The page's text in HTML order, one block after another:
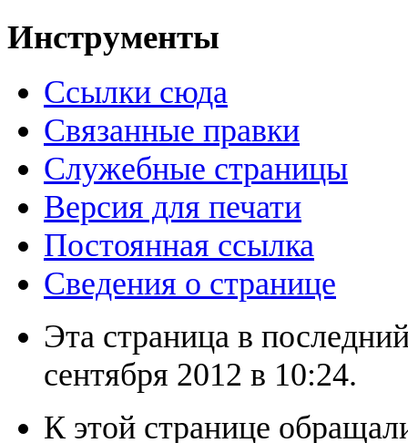
Инструменты
Ссылки сюда
Связанные правки
Служебные страницы
Версия для печати
Постоянная ссылка
Сведения о странице
Эта страница в
сентября 2012 в 10:24.
К этой странице